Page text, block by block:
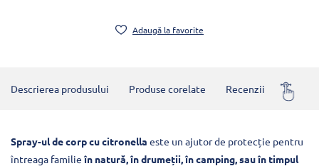
Adaugă la favorite
Descrierea produsului Produse corelate Recenzii
Spray-ul de corp cu citronella este un ajutor de protecție pentru
întreaga familie în natură, în drumeții, în camping, sau în timpul